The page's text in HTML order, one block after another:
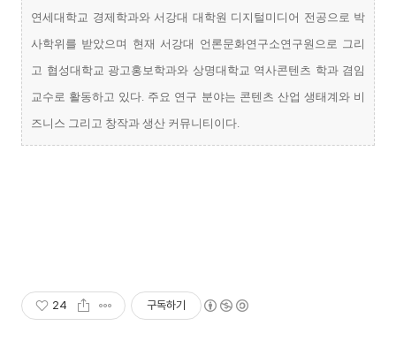
연세대학교 경제학과와 서강대 대학원 디지털미디어 전공으로 박
사학위를 받았으며 현재 서강대 언론문화연구소연구원으로 그리
고 협성대학교 광고홍보학과와 상명대학교 역사콘텐츠 학과 겸임
교수로 활동하고 있다. 주요 연구 분야는 콘텐츠 산업 생태계와 비
즈니스 그리고 창작과 생산 커뮤니티이다.
24 구독하기